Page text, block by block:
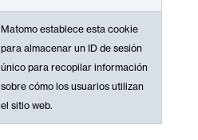
Matomo establece esta cookie
para almacenar un ID de sesión
único para recopilar información
sobre cómo los usuarios utilizan
el sitio web.